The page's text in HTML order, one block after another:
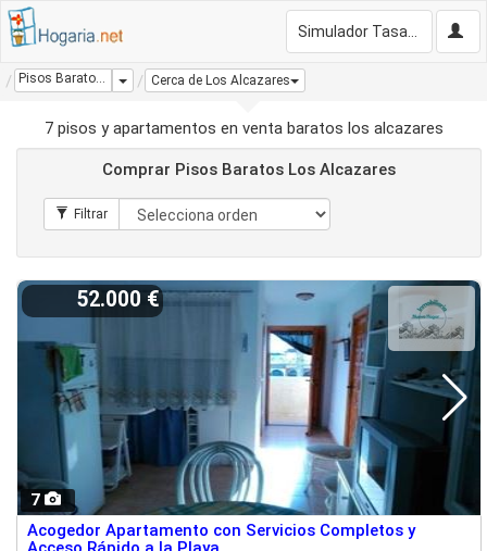
Pisos Baratos Los Alcazares Dropdown
Cerca de Los Alcazares
7 pisos y apartamentos en venta baratos los alcazares
Comprar Pisos Baratos Los Alcazares
7
52.000 €
Acogedor Apartamento con Servicios Completos y